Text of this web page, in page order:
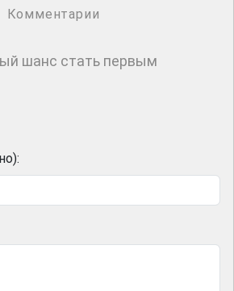
Комментарии
шанс стать первым